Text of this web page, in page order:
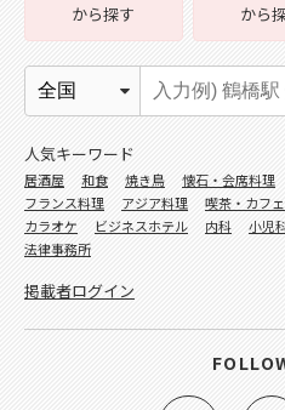
から探す
から
人気キーワード
居酒屋 和食 焼き鳥 懐石・会席料理
フランス料理
アジア料理 喫茶・カフェ
カラオケ
ビジネスホテル 内科 小児
法律事務所
掲載者ログイン